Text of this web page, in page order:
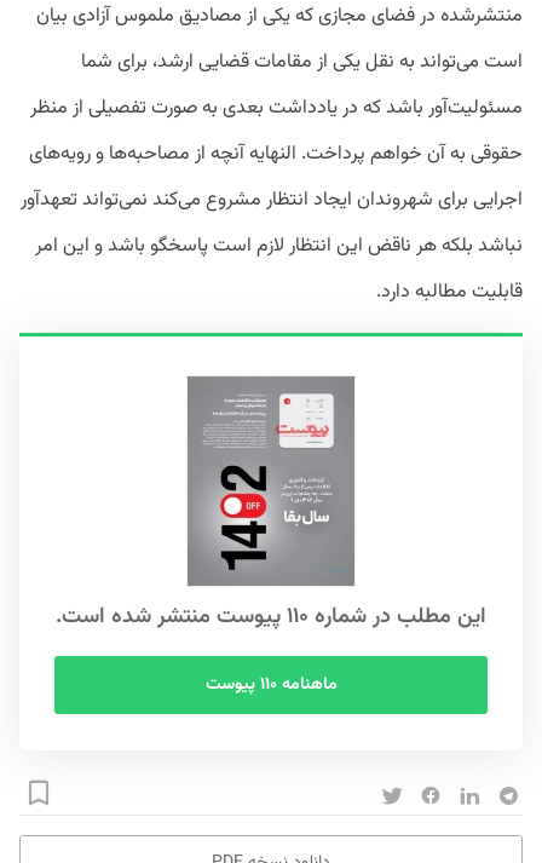
منتشرشده در فضای مجازی که یکی از مصادیق ملموس آزادی بیان
است می‌تواند به نقل یکی از مقامات قضایی ارشد، برای شما
مسئولیت‌آور باشد که در یادداشت بعدی به صورت تفصیلی از منظر
حقوقی به آن خواهم پرداخت. النهایه آنچه از مصاحبه‌ها و رویه‌های
اجرایی برای شهروندان ایجاد انتظار مشروع می‌کند نمی‌تواند تعهدآور
نباشد بلکه هر ناقض این انتظار لازم است پاسخگو باشد و این امر
قابلیت مطالبه دارد.
این مطلب در شماره ۱۱۰ پیوست منتشر شده است.
ماهنامه ۱۱۰ پیوست